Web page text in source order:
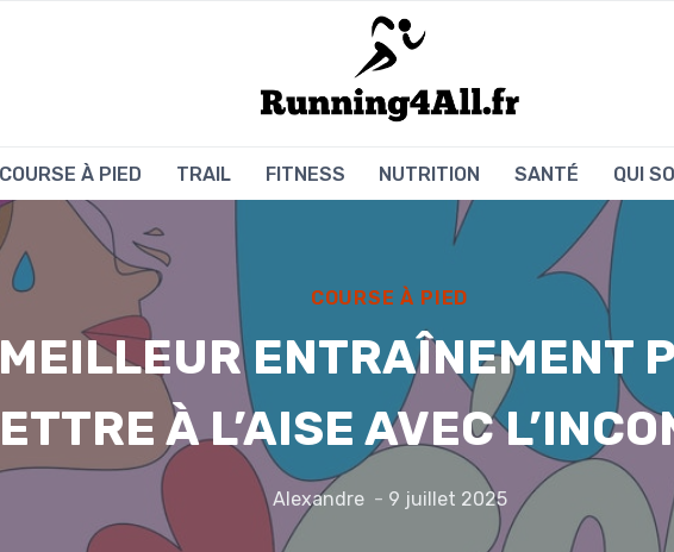
COURSE À PIED TRAIL FITNESS NUTRITION SANTÉ QUI
COURSE À PIED
ENTRAÎNEMENT
À L’AISE AVEC
Alexandre 9 juillet 2025